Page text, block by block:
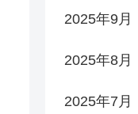
2025年9月
2025年8月
2025年7月